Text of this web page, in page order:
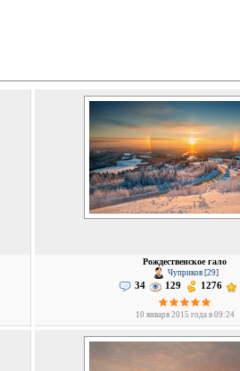
Рождественское гало
Чуприков [29]
34 129 1276
10 января 2015 года в 09:24